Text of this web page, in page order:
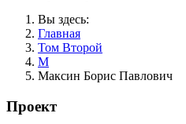
Вы здесь:
Главная
Том Второй
М
Максин Борис Павлович
Проект